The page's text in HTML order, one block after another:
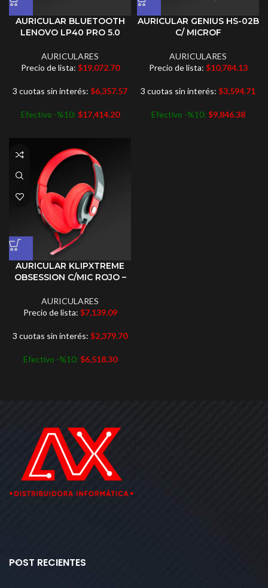
AURICULAR BLUETOOTH
LENOVO LP40 PRO 5.0
AURICULARES
Precio de lista: $19,072.70
3 cuotas sin interés: $6,357.57
Efectivo -%10: $17,414.20
AURICULAR GENIUS HS-02B
C/ MICROF
AURICULARES
Precio de lista: $10,784.13
3 cuotas sin interés: $3,594.71
Efectivo -%10: $9,846.38
AURICULAR KLIPXTREME
OBSESSION C/MIC ROJO –
AURICULARES
Precio de lista: $7,139.09
3 cuotas sin interés: $2,379.70
Efectivo -%10: $6,518.30
POST RECIENTES